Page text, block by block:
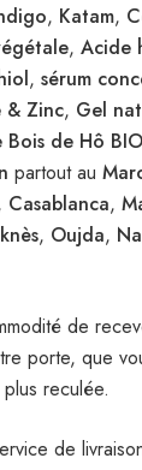
, Katam,
, Acide
, sérum
& Zinc, Gel
Bois de Hô BIO
partout au
, Casablanca,
, Oujda,
de
porte, que
reculée.
de